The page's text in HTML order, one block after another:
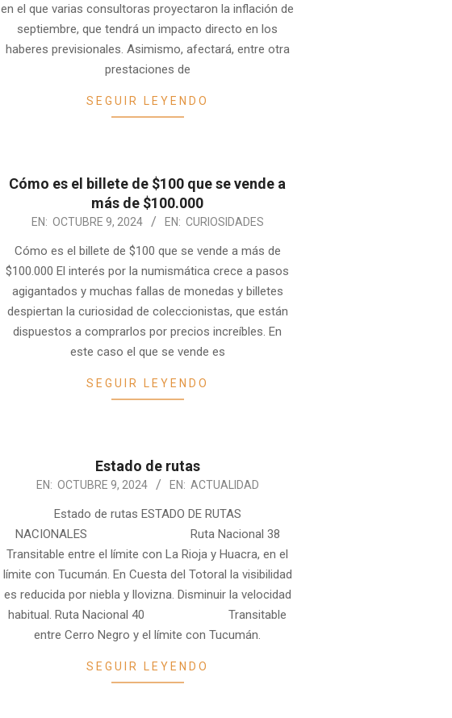
en el que varias consultoras proyectaron la inflación de
septiembre, que tendrá un impacto directo en los
haberes previsionales. Asimismo, afectará, entre otra
prestaciones de
SEGUIR LEYENDO
Cómo es el billete de $100 que se vende a
más de $100.000
09
EN: OCTUBRE 9, 2024 EN: CURIOSIDADES
Cómo es el billete de $100 que se vende a más de
$100.000 El interés por la numismática crece a pasos
agigantados y muchas fallas de monedas y billetes
despiertan la curiosidad de coleccionistas, que están
dispuestos a comprarlos por precios increíbles. En
este caso el que se vende es
SEGUIR LEYENDO
Estado de rutas
EN: OCTUBRE 9, 2024 EN: ACTUALIDAD
Estado de rutas ESTADO DE RUTAS
NACIONALES Ruta Nacional 38
Transitable entre el límite con La Rioja y Huacra, en el
límite con Tucumán. En Cuesta del Totoral la visibilidad
es reducida por niebla y llovizna. Disminuir la velocidad
habitual. Ruta Nacional 40 Transitable
entre Cerro Negro y el límite con Tucumán.
SEGUIR LEYENDO